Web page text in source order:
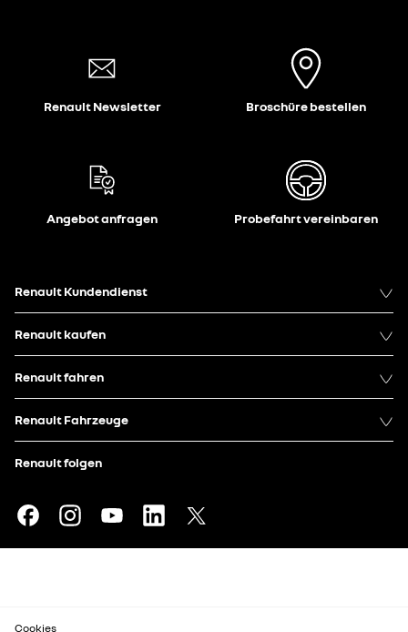
Renault Newsletter Broschüre bestellen
Angebot anfragen Probefahrt vereinbaren
Renault Kundendienst
Renault kaufen
Renault fahren
Renault Fahrzeuge
Renault folgen
Cookies